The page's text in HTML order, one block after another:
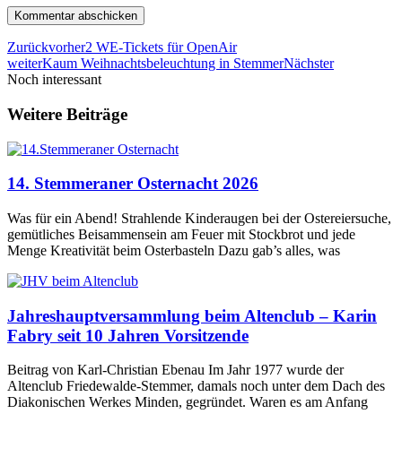
Zurückvorher2 WE-Tickets für OpenAir
weiterKaum Weihnachtsbeleuchtung in StemmerNächster
Noch interessant
Weitere Beiträge
14. Stemmeraner Osternacht 2026
Was für ein Abend! Strahlende Kinderaugen bei der Ostereiersuche,
gemütliches Beisammensein am Feuer mit Stockbrot und jede
Menge Kreativität beim Osterbasteln Dazu gab’s alles, was
Jahreshauptversammlung beim Altenclub – Karin
Fabry seit 10 Jahren Vorsitzende
Beitrag von Karl-Christian Ebenau Im Jahr 1977 wurde der
Altenclub Friedewalde-Stemmer, damals noch unter dem Dach des
Diakonischen Werkes Minden, gegründet. Waren es am Anfang